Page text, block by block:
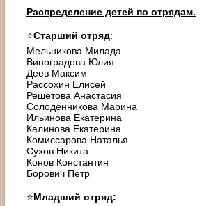
Распределение детей по отрядам.
⭐️Старший отряд:
Мельникова Милада
Виноградова Юлия
Деев Максим
Рассохин Елисей
Решетова Анастасия
Солоденникова Марина
Ильинова Екатерина
Калинова Екатерина
Комиссарова Наталья
Сухов Никита
Конов Константин
Борович Петр
⭐️Младший отряд: